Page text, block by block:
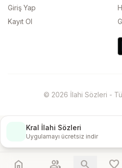
Giriş Yap
Kayıt Ol
© 2026 İlahi Sözleri -
Kral İlahi Sözleri
Uygulamayı ücretsiz indir
home people search favorite